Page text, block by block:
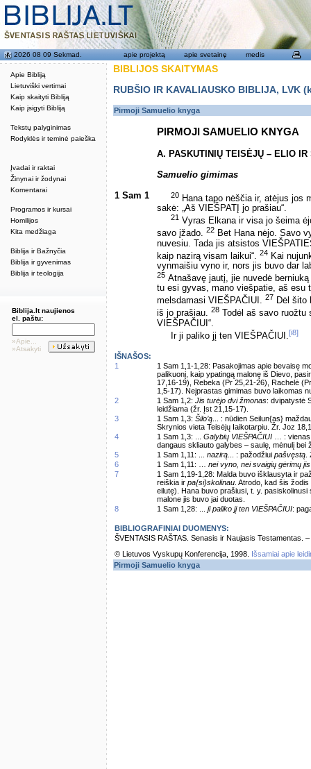
Apie Bibliją
Lietuviški vertimai
Kaip skaityti Bibliją
Kaip įsigyti Bibliją
Tekstų palyginimas
Rodyklės ir teminė paieška
Įvadai ir raktai
Žinynai ir žodynai
Komentarai
Programos ir kursai
Homilijos
Kita medžiaga
Biblija ir Bažnyčia
Biblija ir gyvenimas
Biblija ir teologija
2026 08 09 Sekmad. apie projektą apie svetainę medis
Biblija.lt naujienos
el. paštu:
»Apie...
»Atsakyti
BIBLIJOS SKAITYMAS
RUBŠIO IR KAVALIAUSKO BIBLIJA,
Pirmoji Samuelio knyga
PIRMOJI SAMUELIO KNYGA
A. PASKUTINIŲ TEISĖJŲ – ELIO
Samuelio gimimas
1 Sam 1 20 Hana tapo nėščia ir, atėjus jos
sakė: „Aš VIEŠPATĮ jo prašiau“.
21 Vyras Elkana ir visa jo šeima
savo įžado. 22 Bet Hana nėjo. Savo
nuvesiu. Tada jis atsistos
kaip nazirą visam laikui“. 24 Kai
vynmaišiu vyno ir, nors jis buvo dar
25 Atnašavę jautį, jie nuvedė
tu esi gyvas, mano viešpatie, aš esu
melsdamasi VIEŠPAČIUI. 27 Dėl šito
iš jo prašiau. 28 Todėl aš savo
VIEŠPAČIUI“.
Ir ji paliko jį ten VIEŠPAČIUI. [i8]
IŠNAŠOS:
1
1 Sam 1,1-1,28: Pasakojimas apie bevaisę
palikuonį, kaip ypatingą malonę iš Dievo,
17,16-19), Rebeka (Pr 25,21-26), Rachelė
1,5-17). Neįprastas gimimas buvo laikomas
2
1 Sam 1,2: Jis turėjo dvi žmonas: dvipatystė
leidžiama (žr. Įst 21,15-17).
3
1 Sam 1,3: Šilo’ą ... : nūdien Seilun{as}
Skrynios vieta Teisėjų Iaikotarpiu. Žr. Joz
4
1 Sam 1,3: ... Galybių VIEŠPAČIUI … : vienas
dangaus skliauto galybes – saulę, mėnulį
5
1 Sam 1,11: ... nazirą ... : pažodžiui pašvęstą
6
1 Sam 1,11: … nei vyno, nei svaigių gėrimų
7
1 Sam 1,19-1,28: Malda buvo išklausyta ir
reiškia ir pa{si}skolinau . Atrodo, kad šis
eilutę). Hana buvo prašiusi, t. y.
malone jis buvo jai duotas.
8
1 Sam 1,28: ... ji paliko jį ten VIEŠPAČIUI:
BIBLIOGRAFINIAI DUOMENYS:
ŠVENTASIS RAŠTAS. Senasis ir Naujasis Testamentas.
© Lietuvos Vyskupų Konferencija, 1998.
Išsamiai apie
Pirmoji Samuelio knyga